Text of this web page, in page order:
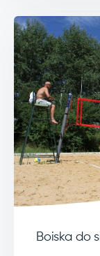
Boiska do